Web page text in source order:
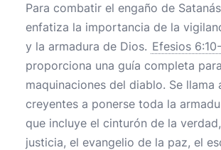
Para combatir el engaño de
enfatiza la importancia de la
y la armadura de Dios. Efesios
proporciona una guía completa
maquinaciones del diablo. Se llama
creyentes a ponerse toda la
que incluye el cinturón de la
justicia, el evangelio de la paz, el